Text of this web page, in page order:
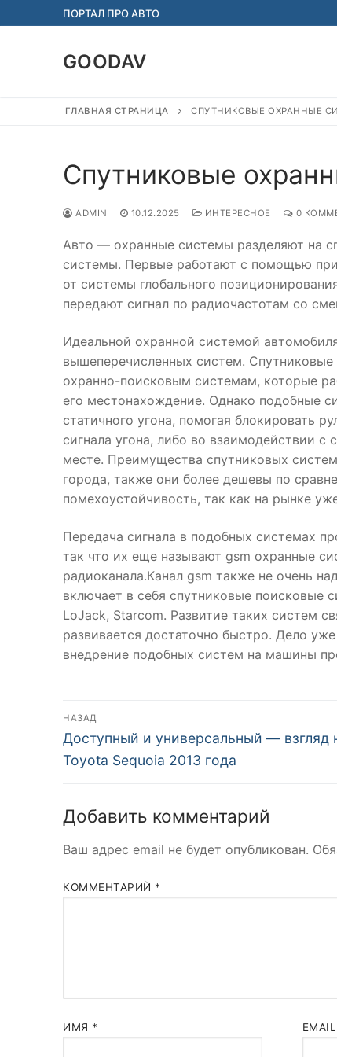
к
ПОРТАЛ ПРО АВТО
GOODAV
ГЛАВНАЯ СТРАНИЦА СПУТНИКОВЫЕ ОХРАННЫЕ
Спутниковые
ADMIN 10.12.2025 ИНТЕРЕСНОЕ 0
Авто — охранные системы разделяют на
системы. Первые работают с помощью
от системы глобального
передают сигнал по радиочастотам со
Идеальной охранной системой
вышеперечисленных систем.
охранно-поисковым системам, которые
его местонахождение. Однако подобные
статичного угона, помогая блокировать
сигнала угона, либо во взаимодействии
месте. Преимущества спутниковых
города, также они более дешевы по
помехоустойчивость, так как на рынке
Передача сигнала в подобных системах
так что их еще называют gsm охранные
радиоканала.Канал gsm также не очень
включает в себя спутниковые поисковые
LoJack, Starcom. Развитие таких систем
развивается достаточно быстро. Дело
внедрение подобных систем на машины
Навигация
по
записям
НАЗАД
Предыдущая
запись:
Доступный и универсальный — взгляд
Toyota Sequoia 2013 года
Добавить комментарий
Ваш адрес email не будет опубликован.
КОММЕНТАРИЙ *
ИМЯ * EMAIL